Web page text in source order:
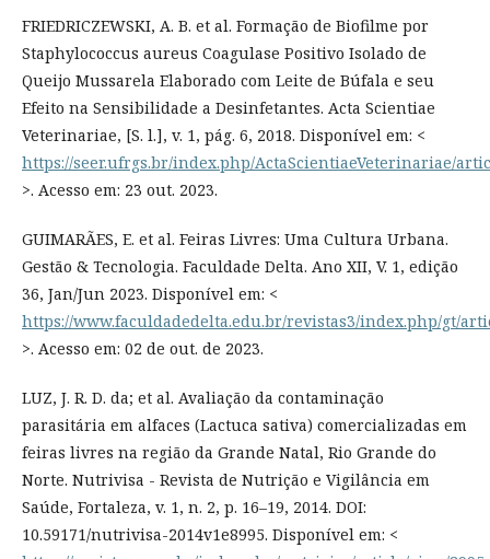
FRIEDRICZEWSKI, A. B. et al. Formação de Biofilme por
Staphylococcus aureus Coagulase Positivo Isolado de
Queijo Mussarela Elaborado com Leite de Búfala e seu
Efeito na Sensibilidade a Desinfetantes. Acta Scientiae
Veterinariae, [S. l.], v. 1, pág. 6, 2018. Disponível em: <
https://seer.ufrgs.br/index.php/ActaScientiaeVeterinariae/
>. Acesso em: 23 out. 2023.
GUIMARÃES, E. et al. Feiras Livres: Uma Cultura Urbana.
Gestão & Tecnologia. Faculdade Delta. Ano XII, V. 1, edição
36, Jan/Jun 2023. Disponível em: <
https://www.faculdadedelta.edu.br/revistas3/index.php/gt/
>. Acesso em: 02 de out. de 2023.
LUZ, J. R. D. da; et al. Avaliação da contaminação
parasitária em alfaces (Lactuca sativa) comercializadas em
feiras livres na região da Grande Natal, Rio Grande do
Norte. Nutrivisa - Revista de Nutrição e Vigilância em
Saúde, Fortaleza, v. 1, n. 2, p. 16–19, 2014. DOI:
10.59171/nutrivisa-2014v1e8995. Disponível em: <